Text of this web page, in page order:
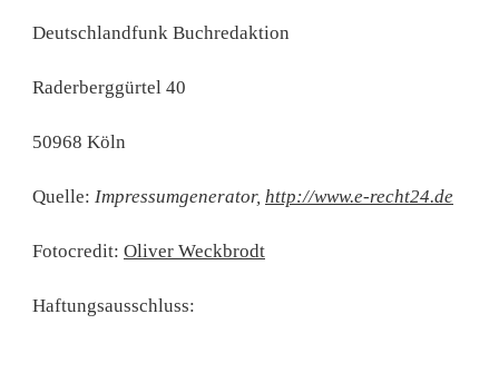
Deutschlandfunk Buchredaktion
Raderberggürtel 40
50968 Köln
Quelle: Impressumgenerator, http://www.e-recht24.de
Fotocredit: Oliver Weckbrodt
Haftungsausschluss: